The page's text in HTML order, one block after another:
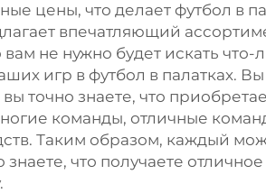
цены, что делает футбол в
впечатляющий
вам не нужно будет искать
игр в футбол в палатках.
точно знаете, что
команды, отличные
Таким образом, каждый
знаете, что получаете